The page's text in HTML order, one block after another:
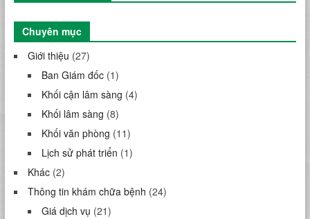
Chuyên mục
Giới thiệu (27)
Ban Giám đốc(1)
Khối cận lâm sàng (4)
Khối lâm sàng (8)
Khối văn phòng (11)
Lịch sử phát triển (1)
Khác(2)
Thông tin khám chữa bệnh (24)
Giá dịch vụ (21)